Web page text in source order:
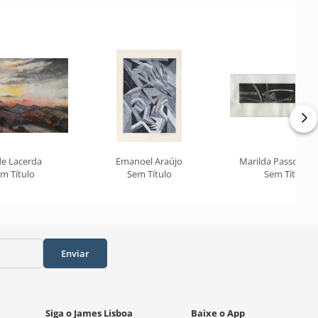
Lacerda
Título
Emanoel Araújo
Sem Título
Marilda Passos
Sem Título
Enviar
Siga o James Lisboa Baixe o App